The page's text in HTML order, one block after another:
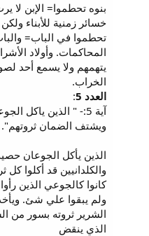
بنوه تحطموا= الإبن لا
خسائر زمنية للأبناء
تحطموا في الباب=
المحاكمات. وأولاد
يتهمهم ولا يسمع أحد
الخراب.
العدد 5
:
آية 5:- " الذين
ويشتف الضمان ثروتهم".
الذين يأكل الجوعان
والكلدانيين قد أكلوا
كانوا كالجوعي الذين
ولم يبقوا علي شئ.
الشرير ثروته بسور من
الذي ينقض